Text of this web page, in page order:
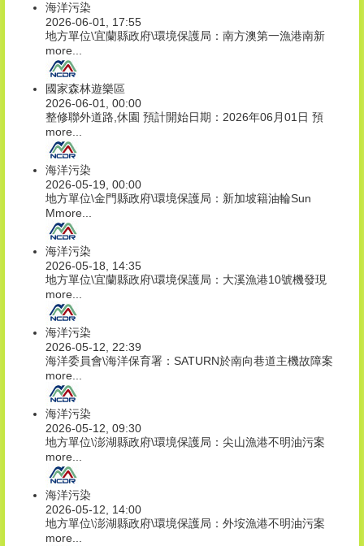
海洋污染
2026-06-01, 17:55
地方單位\宜蘭縣政府\環境保護局：南方澳第一漁港南新
more...
國家森林遊樂區
2026-06-01, 00:00
整修聯外道路,休園 預計開始日期：2026年06月01日 預
more...
海洋污染
2026-05-19, 00:00
地方單位\金門縣政府\環境保護局：新加坡籍油輪Sun
Mmore...
海洋污染
2026-05-18, 14:35
地方單位\宜蘭縣政府\環境保護局：大溪漁港10號機發現
more...
海洋污染
2026-05-12, 22:39
海洋委員會\海洋保育署：SATURN於南向巷道主機故障案
more...
海洋污染
2026-05-12, 09:30
地方單位\澎湖縣政府\環境保護局：尖山漁港不明油污案
more...
海洋污染
2026-05-12, 14:00
地方單位\澎湖縣政府\環境保護局：外垵漁港不明油污案
more...